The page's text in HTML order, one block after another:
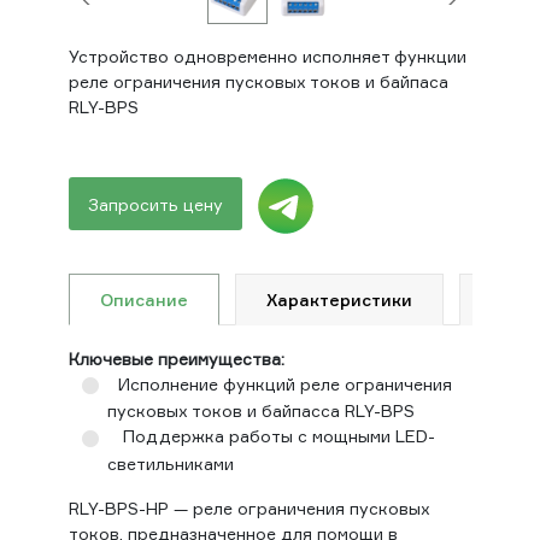
Устройство одновременно исполняет функции
реле ограничения пусковых токов и байпаса
RLY-BPS
Запросить цену
Описание Характеристики
Ключевые преимущества:
Исполнение функций реле ограничения
пусковых токов и байпасса RLY-BPS
Поддержка работы с мощными LED-
светильниками
RLY-BPS-HP — реле ограничения пусковых
токов, предназначенное для помощи в